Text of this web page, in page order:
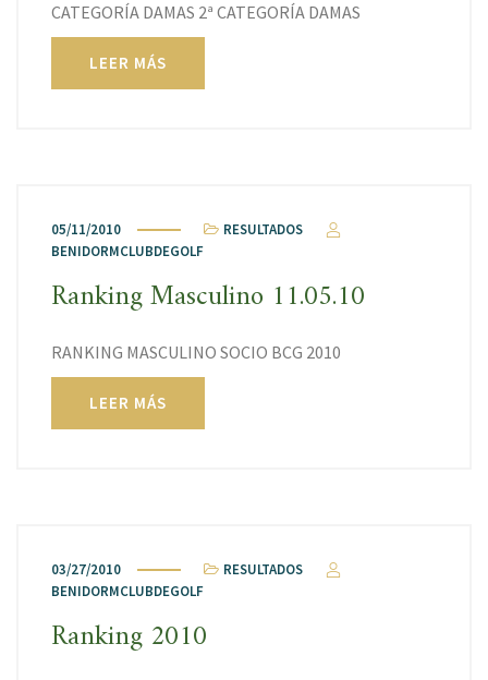
CATEGORÍA DAMAS 2ª CATEGORÍA DAMAS
LEER MÁS
05/11/2010
RESULTADOS
BENIDORMCLUBDEGOLF
Ranking Masculino 11.05.10
RANKING MASCULINO SOCIO BCG 2010
LEER MÁS
03/27/2010
RESULTADOS
BENIDORMCLUBDEGOLF
Ranking 2010